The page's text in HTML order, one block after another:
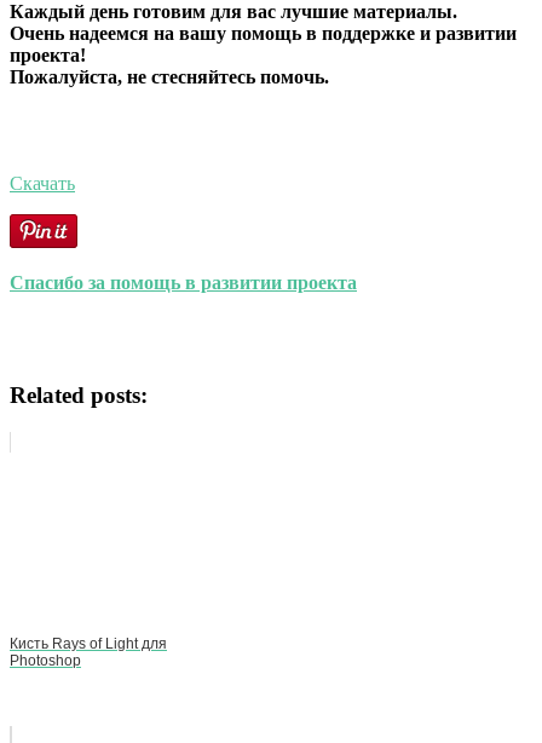
Каждый день готовим для вас лучшие материалы.
Очень надеемся на вашу помощь в поддержке и развитии
проекта!
Пожалуйста, не стесняйтесь помочь.
Скачать
Спасибо за помощь в развитии проекта
Related posts:
Кисть Rays of Light для
Photoshop